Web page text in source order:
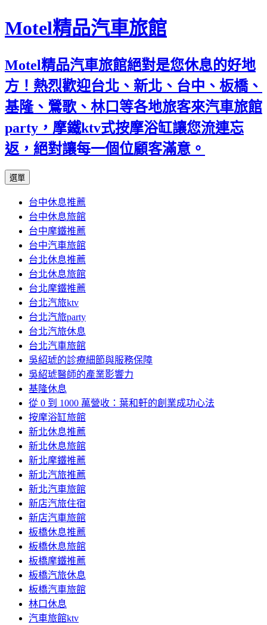
Motel精品汽車旅館
Motel精品汽車旅館絕對是您休息的好地
方！熱烈歡迎台北、新北、台中、板橋、
基隆、鶯歌、林口等各地旅客來汽車旅館
party，摩鐵ktv式按摩浴缸讓您流連忘
返，絕對讓每一個位顧客滿意。
選單
內
容
台中休息推薦
台中休息旅館
台中摩鐵推薦
台中汽車旅館
台北休息推薦
台北休息旅館
台北摩鐵推薦
台北汽旅ktv
台北汽旅party
台北汽旅休息
台北汽車旅館
吳紹琥的診療細節與服務保障
吳紹琥醫師的產業影響力
基隆休息
從 0 到 1000 萬營收：葉和軒的創業成功心法
按摩浴缸旅館
新北休息推薦
新北休息旅館
新北摩鐵推薦
新北汽旅推薦
新北汽車旅館
新店汽旅住宿
新店汽車旅館
板橋休息推薦
板橋休息旅館
板橋摩鐵推薦
板橋汽旅休息
板橋汽車旅館
林口休息
汽車旅館ktv